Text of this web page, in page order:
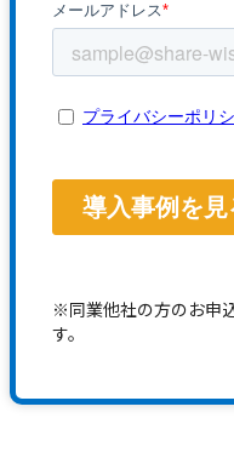
※同業他社の方のお申
す。